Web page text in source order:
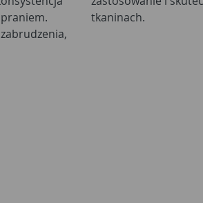
tkaninach.